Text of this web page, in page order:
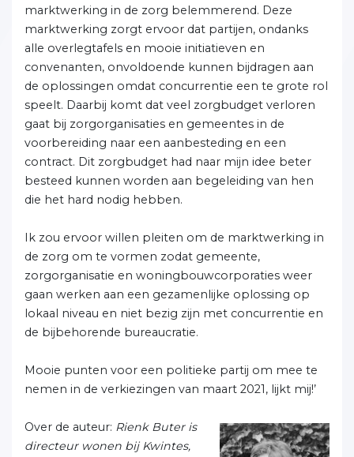
marktwerking in de zorg belemmerend. Deze
marktwerking zorgt ervoor dat partijen, ondanks
alle overlegtafels en mooie initiatieven en
convenanten, onvoldoende kunnen bijdragen aan
de oplossingen omdat concurrentie een te grote rol
speelt. Daarbij komt dat veel zorgbudget verloren
gaat bij zorgorganisaties en gemeentes in de
voorbereiding naar een aanbesteding en een
contract. Dit zorgbudget had naar mijn idee beter
besteed kunnen worden aan begeleiding van hen
die het hard nodig hebben.
Ik zou ervoor willen pleiten om de marktwerking in
de zorg om te vormen zodat gemeente,
zorgorganisatie en woningbouwcorporaties weer
gaan werken aan een gezamenlijke oplossing op
lokaal niveau en niet bezig zijn met concurrentie en
de bijbehorende bureaucratie.
Mooie punten voor een politieke partij om mee te
nemen in de verkiezingen van maart 2021, lijkt mij!’
Over de auteur: Rienk Buter is
directeur wonen bij Kwintes,